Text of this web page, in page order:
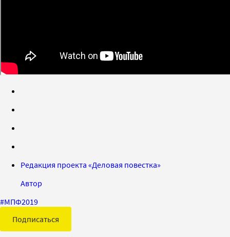
Редакция проекта «Деловая повестка»
Автор
#МПФ2019
Подписаться